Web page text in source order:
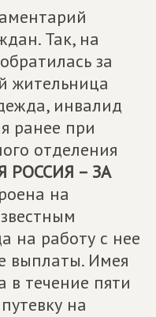
Так, на
за
жительница
инвалид
ранее при
отделения
РОССИЯ – ЗА
на
на работу с нее
выплаты. Имея
в течение пяти
на